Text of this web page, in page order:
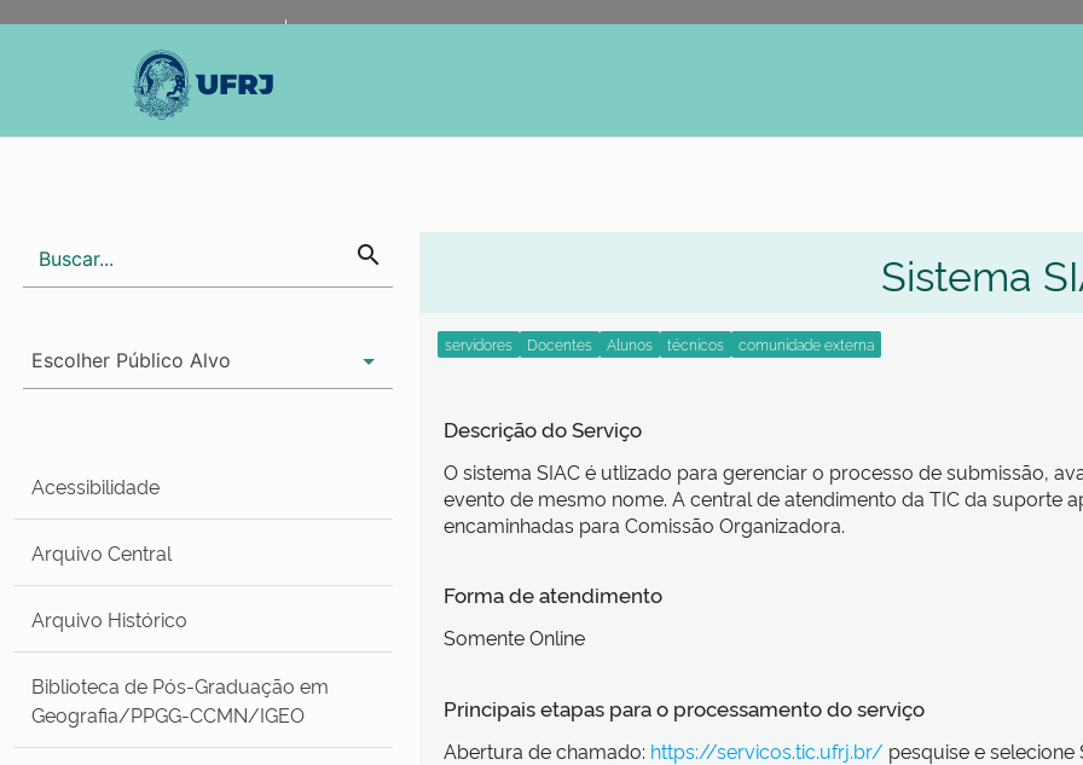
search
Acessibilidade
Arquivo Central
Arquivo Histórico
Biblioteca de Pós-Graduação em
Geografia/PPGG-CCMN/IGEO
Sistema
Descrição do Serviço
O sistema SIAC é utlizado para gerenciar o processo de submissão,
evento de mesmo nome. A central de atendimento da TIC da suporte
encaminhadas para Comissão Organizadora.
Forma de atendimento
Somente Online
Principais etapas para o processamento do serviço
Abertura de chamado: https://servicos.tic.ufrj.br/ pesquise e selecione